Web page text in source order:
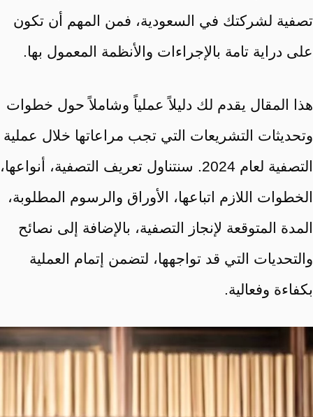
تصفية لشركتك في السعودية، فمن المهم أن تكون
على دراية تامة بالإجراءات والأنظمة المعمول بها.
هذا المقال يقدم لك دليلاً عملياً وشاملاً حول خطوات
وتحديثات التشريعات التي تجب مراعاتها خلال عملية
التصفية لعام 2024. سنتناول تعريف التصفية، أنواعها،
الخطوات اللازم اتباعها، الأوراق والرسوم المطلوبة،
المدة المتوقعة لإنجاز التصفية، بالإضافة إلى نصائح
والتحديات التي قد تواجهها، لتضمن إتمام العملية
بكفاءة وفعالية.